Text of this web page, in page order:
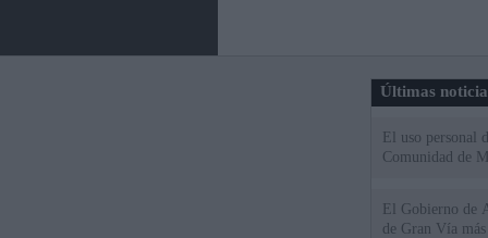
Últimas
El uso personal
Comunidad de
El Gobierno de
de Gran Vía